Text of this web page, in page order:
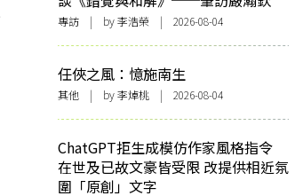
專訪 | by 李浩榮 | 2026-08-04
任俠之風：憶施南生
其他 | by 李焯桃 | 2026-08-04
ChatGPT拒生成模仿作家風格指令
在世及已故文豪皆受限 改提供相近氛
圍「原創」文字